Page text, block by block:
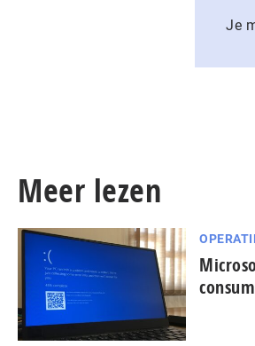
Je
Meer lezen